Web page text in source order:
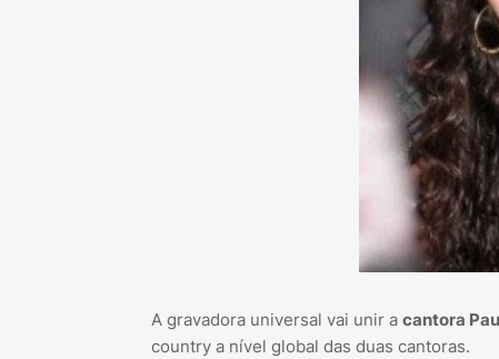
A gravadora universal vai unir a cantora
country a nível global das duas cantoras.